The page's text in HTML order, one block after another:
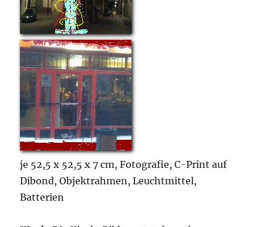
je 52,5 x 52,5 x 7 cm, Fotografie, C-Print auf
Dibond, Objektrahmen, Leuchtmittel,
Batterien